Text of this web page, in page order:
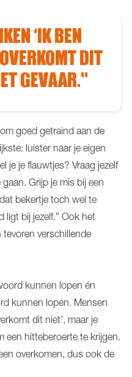
‘IK BEN
DIT
GEVAAR."
goed getraind aan de
luister naar je eigen
je je flauwtjes? Vraag jezelf
Grijp je mis bij een
bekertje toch wel te
ligt bij jezelf.” Ook het
tevoren verschillende
kunnen lopen én
kunnen lopen. Mensen
dit niet’, maar je
een hitteberoerte te krijgen.
overkomen, dus ook de